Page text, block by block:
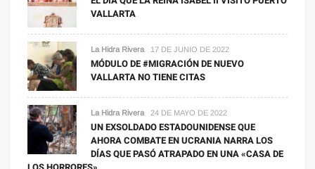
VALLARTA
La Hidra Rivera 17 DE JUNIO DE 2022
MÓDULO DE #MIGRACIÓN DE NUEVO
VALLARTA NO TIENE CITAS
La Hidra Rivera 24 DE MAYO DE 2022
UN EXSOLDADO ESTADOUNIDENSE QUE
AHORA COMBATE EN UCRANIA NARRA LOS
DÍAS QUE PASÓ ATRAPADO EN UNA «CASA DE